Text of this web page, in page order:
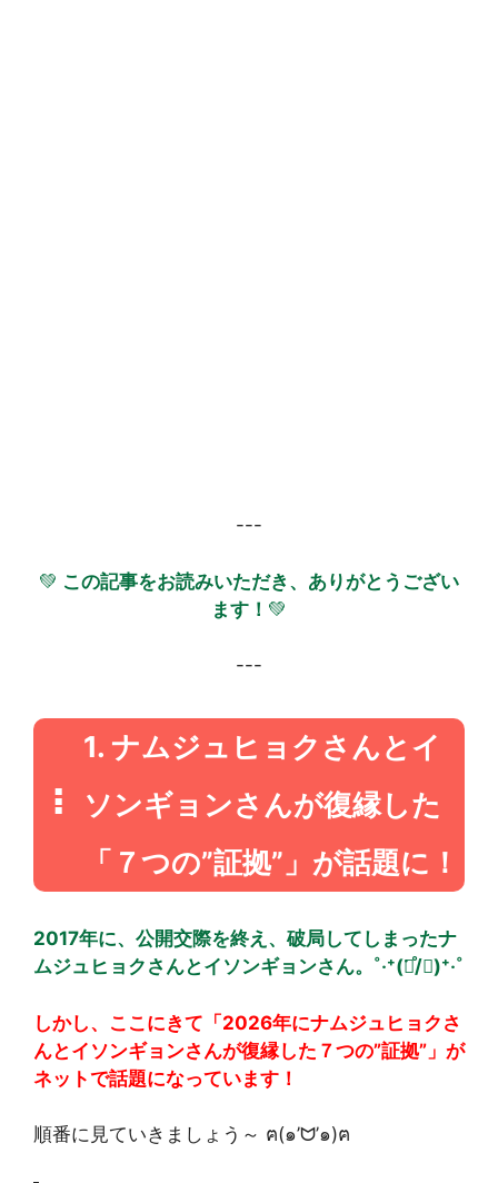
---
💚 この記事をお読みいただき、ありがとうござい
ます！ 💚
---
1. ナムジュヒョクさんとイ
ソンギョンさんが復縁した
「７つの”証拠”」が話題に！
2017年に、公開交際を終え、破局してしまったナ
ムジュヒョクさんとイソンギョンさん。˚‧⁺(͘๑̊/﹏)⁺‧˚
しかし、ここにきて「2026年にナムジュヒョクさ
んとイソンギョンさんが復縁した７つの”証拠”」が
ネットで話題になっています！
順番に見ていきましょう～ ฅ(๑’ᗢ’๑)ฅ